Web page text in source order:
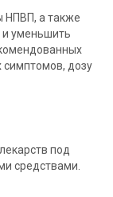
НПВП, а также
и уменьшить
симптомов, дозу
под
средствами.